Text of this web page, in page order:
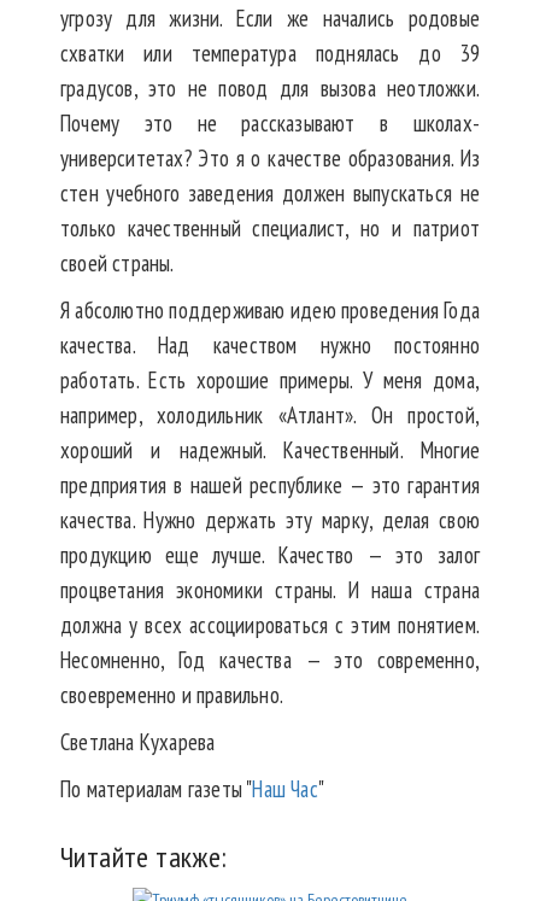
угрозу для жизни. Если же начались родовые
схватки или температура поднялась до 39
градусов, это не повод для вызова неотложки.
Почему это не рассказывают в школах-
университетах? Это я о качестве образования. Из
стен учебного заведения должен выпускаться не
только качественный специалист, но и патриот
своей страны.
Я абсолютно поддерживаю идею проведения Года
качества. Над качеством нужно постоянно
работать. Есть хорошие примеры. У меня дома,
например, холодильник «Атлант». Он простой,
хороший и надежный. Качественный. Многие
предприятия в нашей республике — это гарантия
качества. Нужно держать эту марку, делая свою
продукцию еще лучше. Качество — это залог
процветания экономики страны. И наша страна
должна у всех ассоциироваться с этим понятием.
Несомненно, Год качества — это современно,
своевременно и правильно.
Светлана Кухарева
По материалам газеты "Наш Час"
Читайте также: